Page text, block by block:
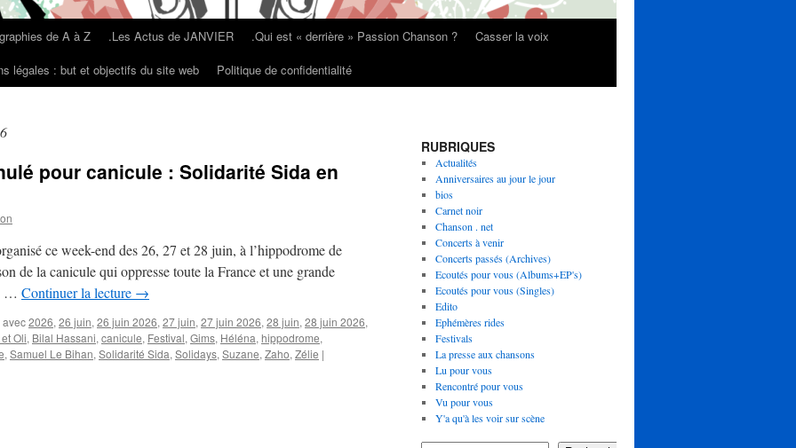
de A à Z .Les Actus de JANVIER .Qui est « derrière » Passion Chanson ?
Casser la voix
légales : but et objectifs du site web Politique de confidentialité
pour canicule : Solidarité Sida en
ce week-end des 26, 27 et 28 juin, à l’hippodrome de
de la canicule qui oppresse toute la France et une grande
… Continuer la lecture →
avec2026, 26 juin, 26 juin 2026, 27 juin, 27 juin 2026, 28 juin, 28 juin 2026,
Oli, Bilal Hassani, canicule, Festival, Gims, Héléna, hippodrome,
, Samuel Le Bihan, Solidarité Sida, Solidays, Suzane, Zaho, Zélie |
RUBRIQUES
Actualités
Anniversaires au jour le jour
bios
Carnet noir
Chanson . net
Concerts à venir
Concerts passés (Archives)
Ecoutés pour vous (Albums+EP's)
Ecoutés pour vous (Singles)
Edito
Ephémères rides
Festivals
La presse aux chansons
Lu pour vous
Rencontré pour vous
Vu pour vous
Y'a qu'à les voir sur scène